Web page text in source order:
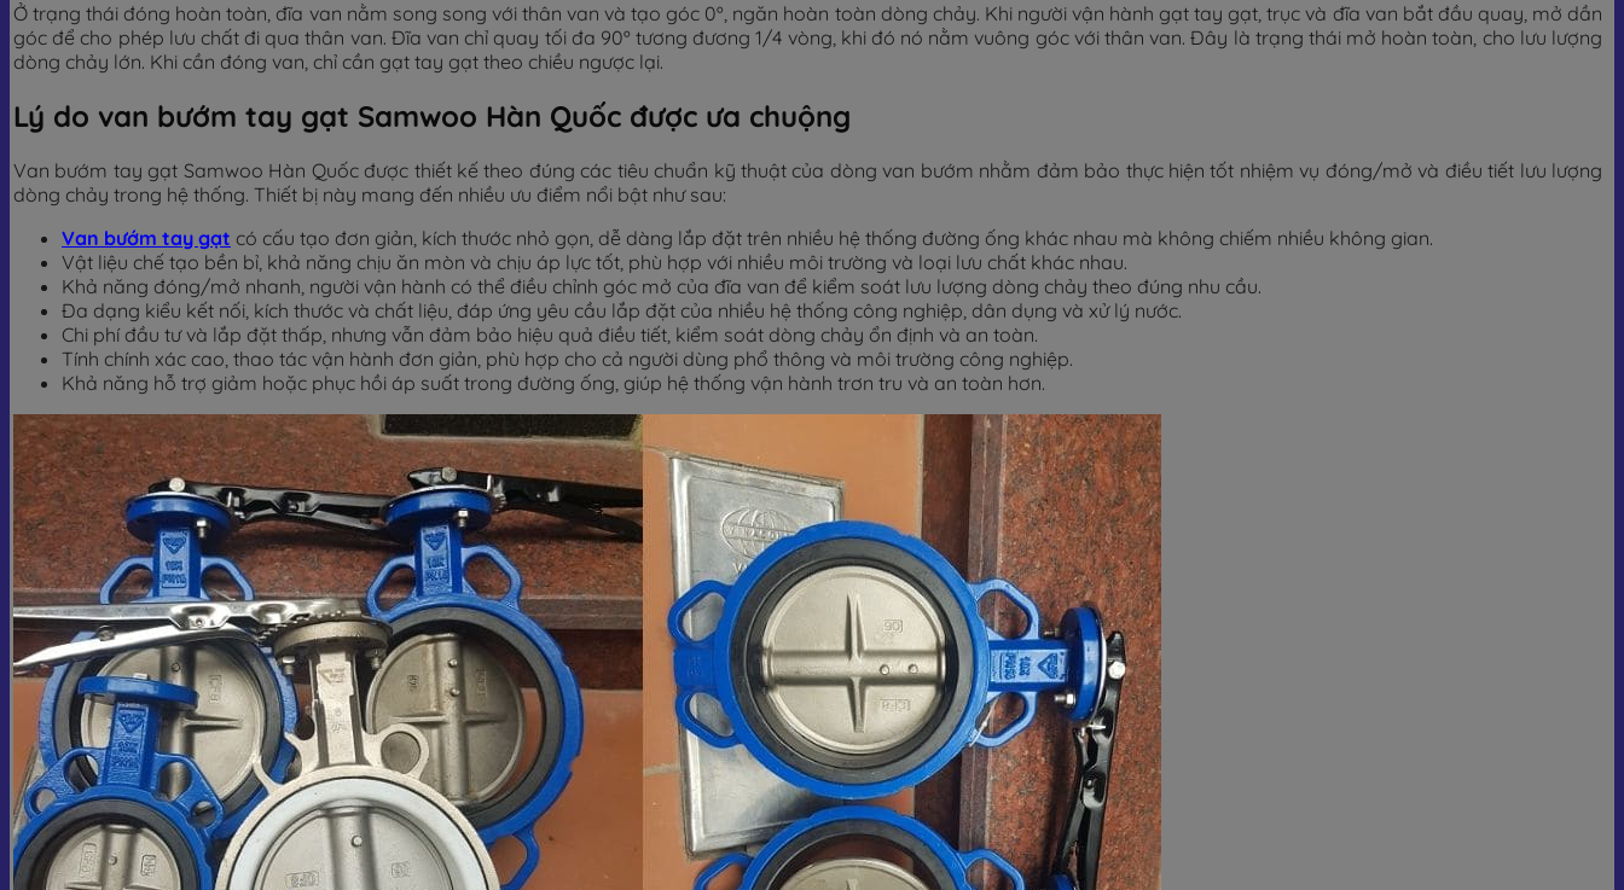
Ở trạng thái đóng hoàn toàn, đĩa van nằm song song với thân van và tạo góc 0º, ngăn hoàn toàn dòng chảy. Khi người vận hành gạt tay gạt, trục và đĩa van bắt đầu quay, mở dần
góc để cho phép lưu chất đi qua thân van. Đĩa van chỉ quay tối đa 90º tương đương 1/4 vòng, khi đó nó nằm vuông góc với thân van. Đây là trạng thái mở hoàn toàn, cho lưu lượng
dòng chảy lớn. Khi cần đóng van, chỉ cần gạt tay gạt theo chiều ngược lại.
Lý do van bướm tay gạt Samwoo Hàn Quốc được ưa chuộng
Van bướm tay gạt Samwoo Hàn Quốc được thiết kế theo đúng các tiêu chuẩn kỹ thuật của dòng van bướm nhằm đảm bảo thực hiện tốt nhiệm vụ đóng/mở và điều tiết lưu lượng
dòng chảy trong hệ thống. Thiết bị này mang đến nhiều ưu điểm nổi bật như sau:
Van bướm tay gạt có cấu tạo đơn giản, kích thước nhỏ gọn, dễ dàng lắp đặt trên nhiều hệ thống đường ống khác nhau mà không chiếm nhiều không gian.
Vật liệu chế tạo bền bỉ, khả năng chịu ăn mòn và chịu áp lực tốt, phù hợp với nhiều môi trường và loại lưu chất khác nhau.
Khả năng đóng/mở nhanh, người vận hành có thể điều chỉnh góc mở của đĩa van để kiểm soát lưu lượng dòng chảy theo đúng nhu cầu.
Đa dạng kiểu kết nối, kích thước và chất liệu, đáp ứng yêu cầu lắp đặt của nhiều hệ thống công nghiệp, dân dụng và xử lý nước.
Chi phí đầu tư và lắp đặt thấp, nhưng vẫn đảm bảo hiệu quả điều tiết, kiểm soát dòng chảy ổn định và an toàn.
Tính chính xác cao, thao tác vận hành đơn giản, phù hợp cho cả người dùng phổ thông và môi trường công nghiệp.
Khả năng hỗ trợ giảm hoặc phục hồi áp suất trong đường ống, giúp hệ thống vận hành trơn tru và an toàn hơn.